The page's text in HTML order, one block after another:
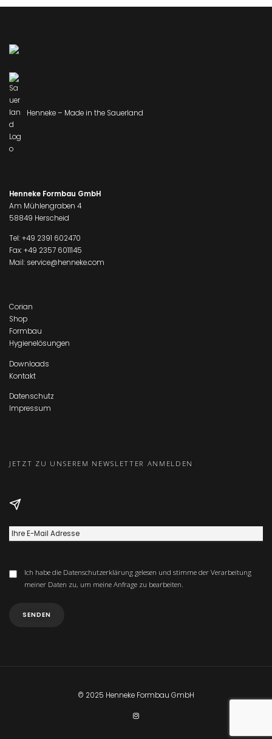
Henneke – Made in the Sauerland
Henneke Formbau GmbH
Am Mühlengraben 4
58849 Herscheid
Tel:+49 2391 602470
Fax: +49 2357 6011145
Mail: service@henneke.com
Corian
Shop
Formbau
Hygienelösungen
Downloads
Kontakt
Datenschutz
Impressum
JETZT ZU UNSEREM NEWSLETTER ANMELDEN
Ich habe die Datenschutzerklärung gelesen und stimme der Verarbeitung
meiner Daten zu, um meine Anfrage zu bearbeiten.
© 2025 Henneke Formbau GmbH